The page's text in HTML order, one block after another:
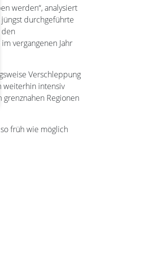
werden“, analysiert
durchgeführte
den
vergangenen Jahr
Verschleppung
weiterhin intensiv
Regionen
früh wie möglich